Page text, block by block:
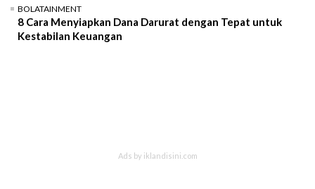
BOLATAINMENT
8 Cara Menyiapkan Dana Darurat dengan Tepat untuk
Kestabilan Keuangan